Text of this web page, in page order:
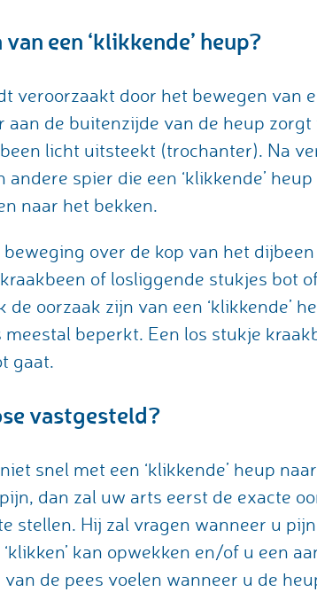
een ‘klikkende’ heup?
veroorzaakt door het bewegen van
de buitenzijde van de heup zorgt
licht uitsteekt (trochanter). Na
spier die een ‘klikkende’
naar het bekken.
over de kop van het dijbeen
of losliggende stukjes bot
oorzaak zijn van een ‘klikkende’
beperkt. Een los stukje
gaat.
vastgesteld?
snel met een ‘klikkende’ heup
dan zal uw arts eerst de exacte
stellen. Hij zal vragen wanneer u
kan opwekken en/of u een
de pees voelen wanneer u de